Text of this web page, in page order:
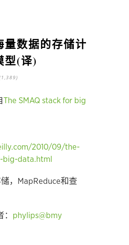
数据的存储计
型(译)
The SMAQ stack for big
2010/09/the-
big-data.html
，MapReduce和查
phylips@bmy